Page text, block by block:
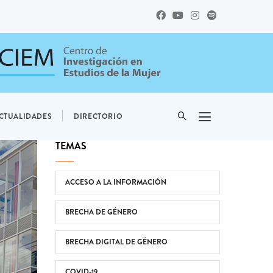
DIRECTORIO
TEMAS
ACCESO A LA INFORMACIÓN
BRECHA DE GÉNERO
BRECHA DIGITAL DE GÉNERO